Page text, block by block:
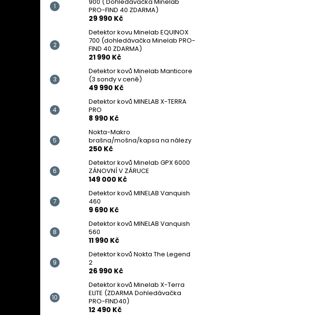
PRO-FIND 40 ZDARMA)
29 990 Kč
Detektor kovu Minelab EQUINOX
700 (dohledávačka Minelab PRO-
FIND 40 ZDARMA)
21 990 Kč
Detektor kovů Minelab Manticore
(3 sondy v ceně)
49 990 Kč
Detektor kovů MINELAB X-TERRA
PRO
8 990 Kč
Nokta-Makro
brašna/mošna/kapsa na nálezy
250 Kč
Detektor kovů Minelab GPX 6000
ZÁNOVNÍ V ZÁRUCE
149 000 Kč
Detektor kovů MINELAB Vanquish
460
9 690 Kč
Detektor kovů MINELAB Vanquish
560
11 990 Kč
Detektor kovů Nokta The Legend
2
26 990 Kč
Detektor kovů Minelab X-Terra
ELITE (ZDARMA Dohledávačka
PRO-FIND40)
12 490 Kč